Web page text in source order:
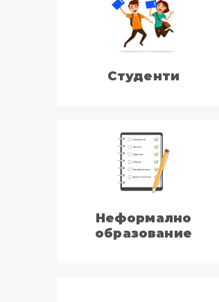
Студенти
Неформално
образование